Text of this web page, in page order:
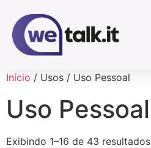
Início / Usos / Uso Pessoal
Uso Pessoal
Exibindo 1–16 de 43 resultados